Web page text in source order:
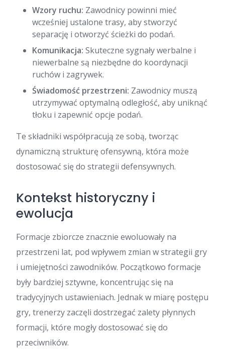
Wzory ruchu: Zawodnicy powinni mieć
wcześniej ustalone trasy, aby stworzyć
separację i otworzyć ścieżki do podań.
Komunikacja: Skuteczne sygnały werbalne i
niewerbalne są niezbędne do koordynacji
ruchów i zagrywek.
Świadomość przestrzeni: Zawodnicy muszą
utrzymywać optymalną odległość, aby uniknąć
tłoku i zapewnić opcje podań.
Te składniki współpracują ze sobą, tworząc
dynamiczną strukturę ofensywną, która może
dostosować się do strategii defensywnych.
Kontekst historyczny i
ewolucja
Formacje zbiorcze znacznie ewoluowały na
przestrzeni lat, pod wpływem zmian w strategii gry
i umiejętności zawodników. Początkowo formacje
były bardziej sztywne, koncentrując się na
tradycyjnych ustawieniach. Jednak w miarę postępu
gry, trenerzy zaczęli dostrzegać zalety płynnych
formacji, które mogły dostosować się do
przeciwników.